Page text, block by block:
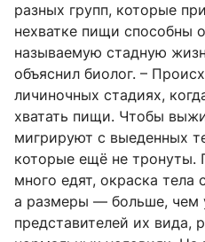
разных групп, которые
нехватке пищи способны
называемую стадную
объяснил биолог. –
личиночных стадиях,
хватать пищи. Чтобы
мигрируют с выеденных
которые ещё не тронуты.
много едят, окраска тела
а размеры — больше, чем
представителей их вида,